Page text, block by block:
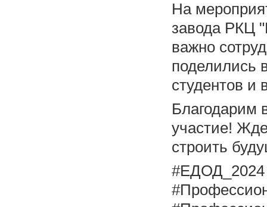
На
завода РКЦ
важно
поделились
студентов и
Благодарим
участие!
строить